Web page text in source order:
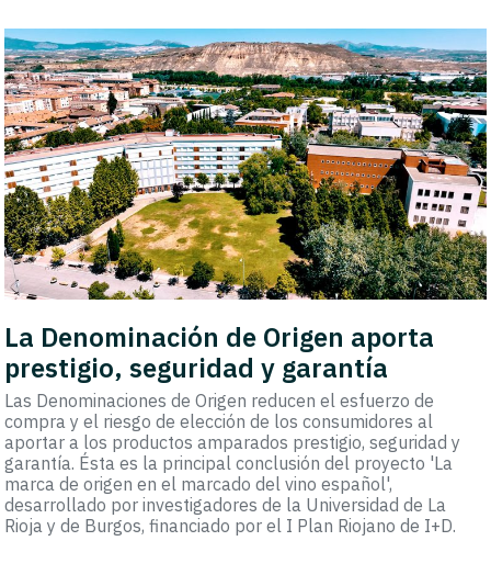
La Denominación de Origen aporta
prestigio, seguridad y garantía
Las Denominaciones de Origen reducen el esfuerzo de
compra y el riesgo de elección de los consumidores al
aportar a los productos amparados prestigio, seguridad y
garantía. Ésta es la principal conclusión del proyecto 'La
marca de origen en el marcado del vino español',
desarrollado por investigadores de la Universidad de La
Rioja y de Burgos, financiado por el I Plan Riojano de I+D.